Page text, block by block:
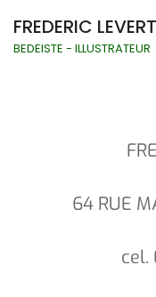
FREDERIC LEVERT
BEDEISTE - ILLUSTRATEUR
64 RUE
cel.